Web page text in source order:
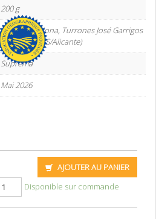
200 g
Castillo de Jijona, Turrones José Garrigos
SA – Jijona (ES/Alicante)
Suprema
Mai 2026
AJOUTER AU PANIER
Disponible sur commande